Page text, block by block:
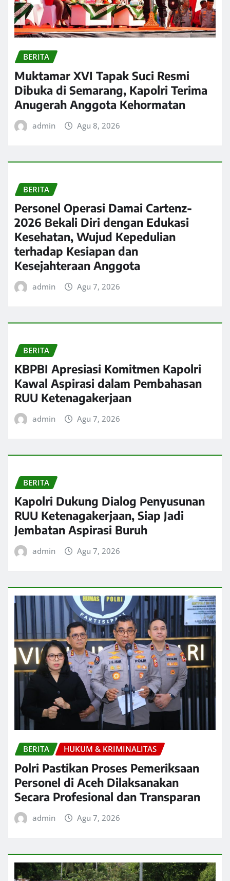
BERITA
Muktamar XVI Tapak Suci Resmi
Dibuka di Semarang, Kapolri Terima
Anugerah Anggota Kehormatan
admin Agu 8, 2026
BERITA
Personel Operasi Damai Cartenz-
2026 Bekali Diri dengan Edukasi
Kesehatan, Wujud Kepedulian
terhadap Kesiapan dan
Kesejahteraan Anggota
admin Agu 7, 2026
BERITA
KBPBI Apresiasi Komitmen Kapolri
Kawal Aspirasi dalam Pembahasan
RUU Ketenagakerjaan
admin Agu 7, 2026
BERITA
Kapolri Dukung Dialog Penyusunan
RUU Ketenagakerjaan, Siap Jadi
Jembatan Aspirasi Buruh
admin Agu 7, 2026
BERITA HUKUM & KRIMINALITAS
Polri Pastikan Proses Pemeriksaan
Personel di Aceh Dilaksanakan
Secara Profesional dan Transparan
admin Agu 7, 2026